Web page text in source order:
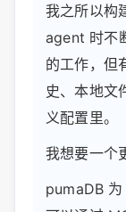
我之所以构
agent 时不
的工作，但
史、本地文
义配置里。
我想要一个
pumaDB